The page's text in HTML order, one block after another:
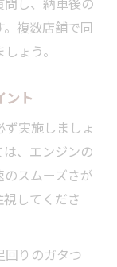
複数店舗で同
ょう。
ント
実施しましょ
、エンジンの
スムーズさが
してくださ
りのガタつ